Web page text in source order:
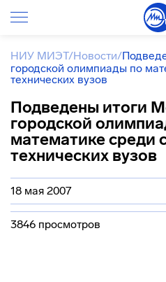
НИУ МИЭТ/Новости/
городской олимпиады по
технических вузов
Подведены итоги
городской
математике среди
технических вузов
18 мая 2007
3846 просмотров